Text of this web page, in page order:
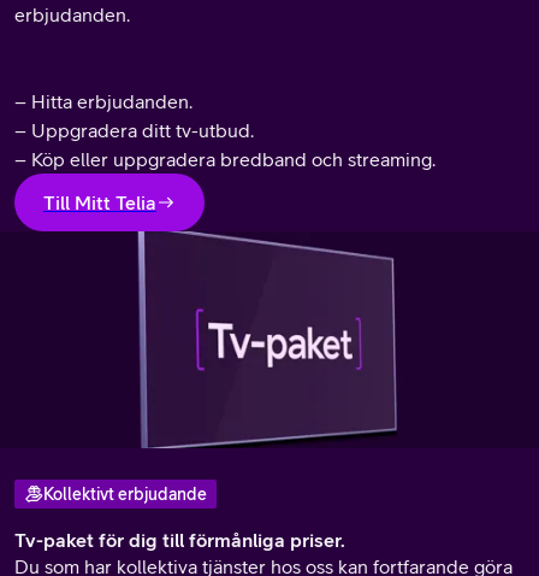
erbjudanden.
– Hitta erbjudanden.
– Uppgradera ditt tv-utbud.
– Köp eller uppgradera bredband och streaming.
Till Mitt Telia
Kollektivt erbjudande
Tv-paket för dig till förmånliga priser.
Du som har kollektiva tjänster hos oss kan fortfarande göra